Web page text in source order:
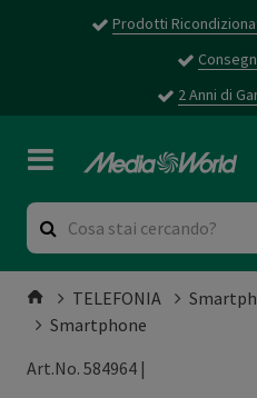
Prodotti
2 Anni di
TELEFONIA
Smartphone
Art.No. 584964 |